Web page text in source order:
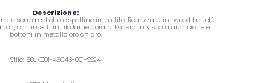
Descrizione:
senza colletto e spalline imbottite. Realizzata in tweed bouclé
con inserti in filo lamé dorato. Fodera in viscosa arancione e
bottoni in metallo oro chiaro.
Stile: 50JK001-46043-001-SS24